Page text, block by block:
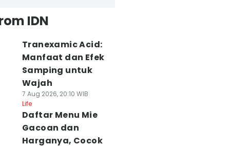
IDN
Tranexamic Acid:
Manfaat dan Efek
Samping untuk
Wajah
7 Aug 2026, 20:10 WIB
Life
Daftar Menu Mie
Gacoan dan
Harganya, Cocok